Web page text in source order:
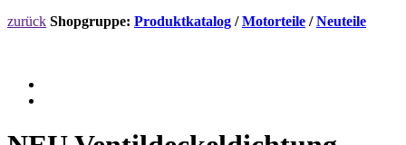
zurück Shopgruppe: Produktkatalog /Motorteile /Neuteile